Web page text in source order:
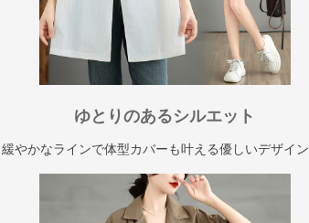
ゆとりのあるシルエット
緩やかなラインで体型カバーも叶える優しいデザイン